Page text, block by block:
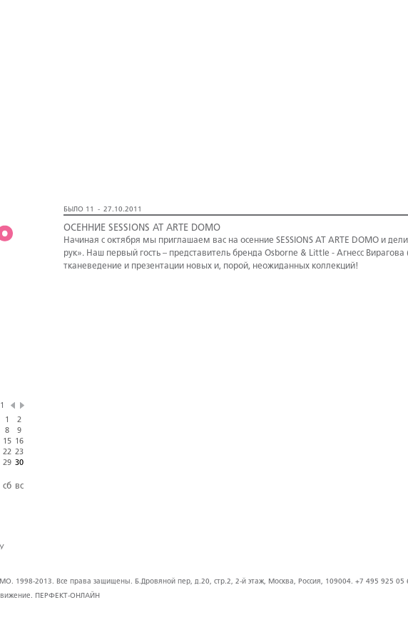
1
2
8
9
15
16
22 23
29 30
сб вс
БЫЛО 11 - 27.10.2011
ОСЕННИЕ SESSIONS AT ARTE DOMO
Начиная с октября мы приглашаем вас на осенние SESSIONS AT ARTE DOMO и
рук». Наш первый гость – представитель бренда Osborne & Little - Агнесс
тканеведение и презентации новых и, порой, неожиданных коллекций!
1998-2013. Все права защищены. Б.Дровяной пер, д.20, стр.2, 2-й этаж, Москва, Россия, 109004. +7 495 925 05
ПЕРФЕКТ-ОНЛАЙН